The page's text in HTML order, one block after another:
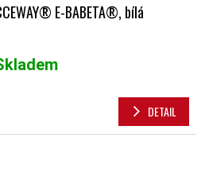
E-BABETA®, bílá
je 5,0 z 5 hvězdiček.
DETAIL